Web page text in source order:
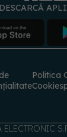
Cookies
ELECTRONIC